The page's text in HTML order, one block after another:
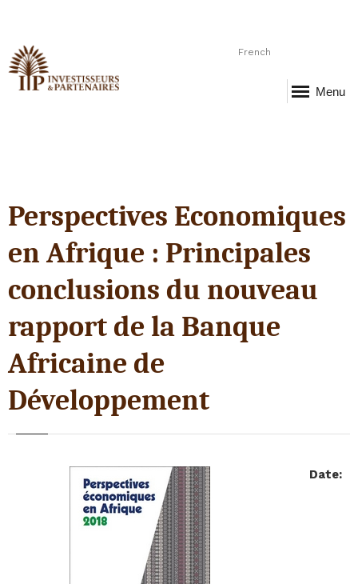
French
Menu
Perspectives Economiques
en Afrique : Principales
conclusions du nouveau
rapport de la Banque
Africaine de
Développement
Date: